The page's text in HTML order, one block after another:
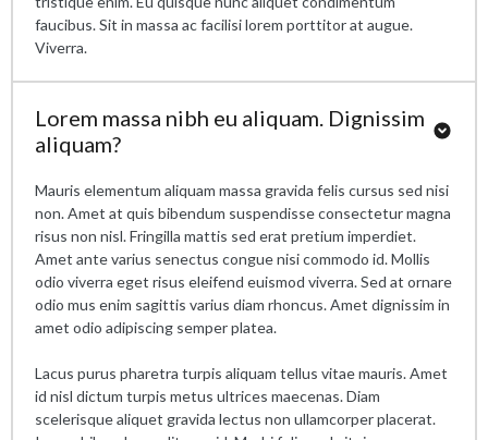
faucibus. Sit in massa ac facilisi lorem porttitor at augue.
Viverra.
Lorem massa nibh eu aliquam. Dignissim
aliquam?
Mauris elementum aliquam massa gravida felis cursus sed nisi
non. Amet at quis bibendum suspendisse consectetur magna
risus non nisl. Fringilla mattis sed erat pretium imperdiet.
Amet ante varius senectus congue nisi commodo id. Mollis
odio viverra eget risus eleifend euismod viverra. Sed at ornare
odio mus enim sagittis varius diam rhoncus. Amet dignissim in
amet odio adipiscing semper platea.
Lacus purus pharetra turpis aliquam tellus vitae mauris. Amet
id nisl dictum turpis metus ultrices maecenas. Diam
scelerisque aliquet gravida lectus non ullamcorper placerat.